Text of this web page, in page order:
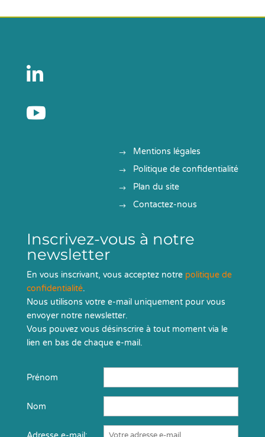


Mentions légales
Politique de confidentialité
Plan du site
Contactez-nous
Inscrivez-vous à notre
newsletter
En vous inscrivant, vous acceptez notre politique de
confidentialité.
Nous utilisons votre e-mail uniquement pour vous
envoyer notre newsletter.
Vous pouvez vous désinscrire à tout moment via le
lien en bas de chaque e-mail.
Prénom
Nom